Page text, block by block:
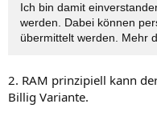
Ich bin damit
werden. Dabei können
übermittelt werden. Mehr
2. RAM prinzipiell kann
Billig Variante.